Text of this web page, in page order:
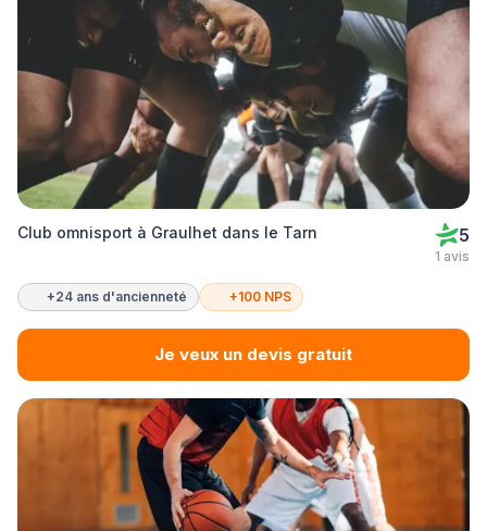
Club omnisport à Graulhet dans le Tarn 5
1 avis
+24 ans d'ancienneté +100 NPS
Je veux un devis gratuit